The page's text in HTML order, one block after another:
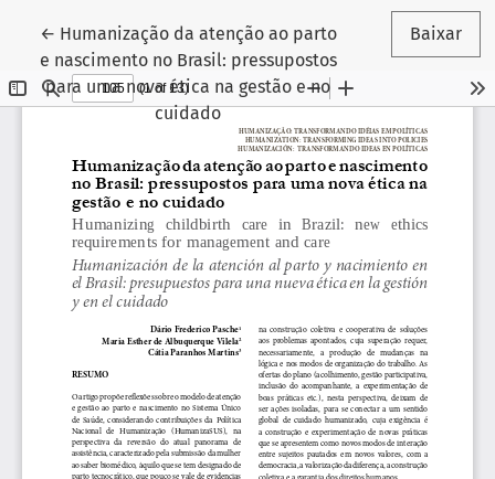
← Voltar aos Detalhes do Artigo
Humanização da atenção ao parto
e nascimento no Brasil: pressupostos
para uma nova ética na gestão e no
cuidado
Baixar